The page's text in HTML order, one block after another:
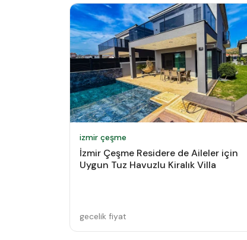
izmir çeşme
İzmir Çeşme Residere de Aileler için
Uygun Tuz Havuzlu Kiralık Villa
gecelik fiyat